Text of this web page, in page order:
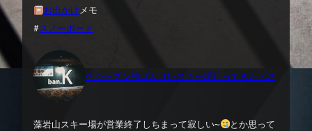
お出かけ メモ
#スノーボード
今シーズン初ばんけいスキー場行ってきたべさ
藻岩山スキー場が営業終了しちまって寂しい〜
とか思って